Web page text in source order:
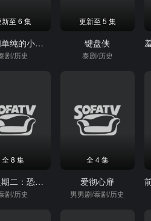
新至 6 集
致我们单纯的小美好（泰）
剧/历史
更新至 5 集
键盘侠
泰剧/历史
全 8 集
灵异星期二：恐怖无极限
剧/历史
全 4 集
爱彻心扉
男男剧/泰剧/历史